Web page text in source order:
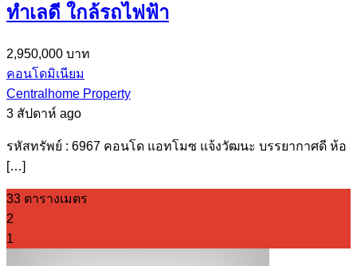
ทำเลดี ใกล้รถไฟฟ้า
2,950,000 บาท
คอนโดมิเนียม
Centralhome Property
3 สัปดาห์ ago
รหัสทรัพย์ : 6967 คอนโด แอทโมซ แจ้งวัฒนะ บรรยากาศดี ห้อ
[…]
33 ตารางเมตร
2
1